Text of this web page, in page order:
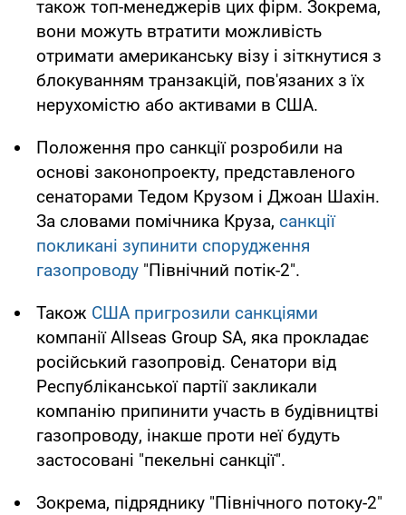
також топ-менеджерів цих фірм. Зокрема,
вони можуть втратити можливість
отримати американську візу і зіткнутися з
блокуванням транзакцій, пов'язаних з їх
нерухомістю або активами в США.
Положення про санкції розробили на
основі законопроекту, представленого
сенаторами Тедом Крузом і Джоан Шахін.
За словами помічника Круза, санкції
покликані зупинити спорудження
газопроводу "Північний потік-2".
Також США пригрозили санкціями
компанії Allseas Group SA, яка прокладає
російський газопровід. Сенатори від
Республіканської партії закликали
компанію припинити участь в будівництві
газопроводу, інакше проти неї будуть
застосовані "пекельні санкції".
Зокрема, підряднику "Північного потоку-2"